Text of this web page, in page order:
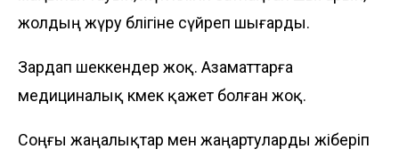
жолдың жүру бөлігіне сүйреп шығарды.
Зардап шеккендер жоқ. Азаматтарға
медициналық көмек қажет болған жоқ.
Соңғы жаңалықтар мен жаңартуларды жіберіп